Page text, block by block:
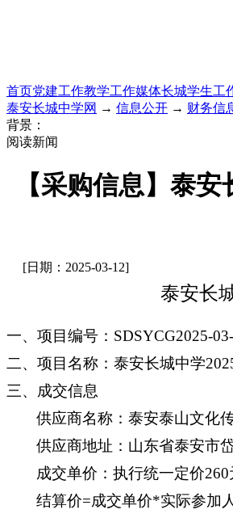
首页党建工作教学工作媒体长城学生工
泰安长城中学网 → 信息公开 → 财务信
背景：
阅读新闻
【采购信息】泰
[日期：2025-03-12]
泰安长
一、 项目编号： SDSYCG2025-
二、 项目名称： 泰安长城中学
三、成交信息
供应商名称：泰安泰山文化
供应商地址：山东省泰安市
成交单价：执行统一定价260
结算价=成交单价*实际参加